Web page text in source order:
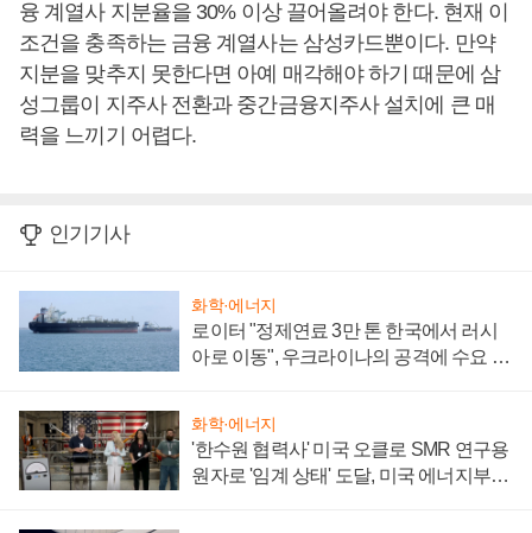
융 계열사 지분율을 30% 이상 끌어올려야 한다. 현재 이
조건을 충족하는 금융 계열사는 삼성카드뿐이다. 만약
지분을 맞추지 못한다면 아예 매각해야 하기 때문에 삼
성그룹이 지주사 전환과 중간금융지주사 설치에 큰 매
력을 느끼기 어렵다.
인기기사
화학·에너지
로이터 "정제연료 3만 톤 한국에서 러시
아로 이동", 우크라이나의 공격에 수요 늘
화학·에너지
'한수원 협력사' 미국 오클로 SMR 연구용
원자로 '임계 상태' 도달, 미국 에너지부